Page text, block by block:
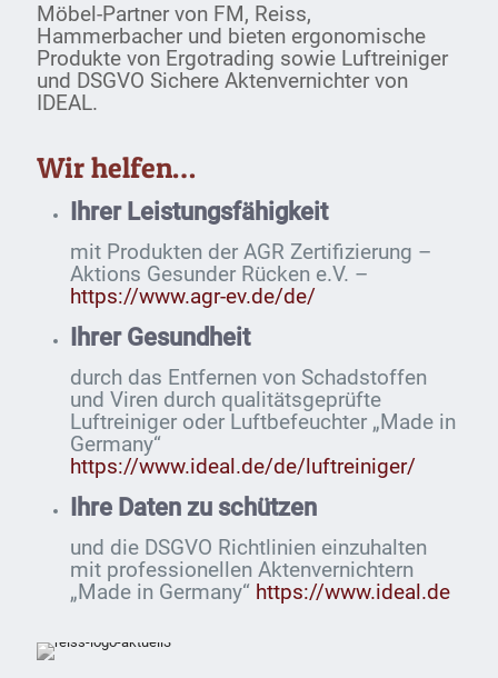
Möbel-Partner von FM, Reiss,
Hammerbacher und bieten ergonomische
Produkte von Ergotrading sowie Luftreiniger
und DSGVO Sichere Aktenvernichter von
IDEAL.
Wir helfen…
Ihrer Leistungsfähigkeit
mit Produkten der AGR Zertifizierung –
Aktions Gesunder Rücken e.V. –
https://www.agr-ev.de/de/
Ihrer Gesundheit
durch das Entfernen von Schadstoffen
und Viren durch qualitätsgeprüfte
Luftreiniger oder Luftbefeuchter „Made in
Germany“
https://www.ideal.de/de/luftreiniger/
Ihre Daten zu schützen
und die DSGVO Richtlinien einzuhalten
mit professionellen Aktenvernichtern
„Made in Germany“ https://www.ideal.de